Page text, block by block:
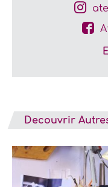
Decouvrir